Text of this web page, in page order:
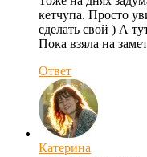
кетчупа. Просто
сделать свой ) А
Пока взяла на
Ответ
Катерина